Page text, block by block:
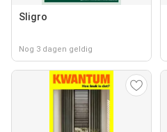
Sligro
Nog 3 dagen geldig